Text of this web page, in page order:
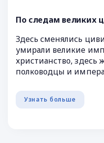
По следам великих
Здесь сменялись
умирали великие
христианство, здесь
полководцы и
Узнать больше